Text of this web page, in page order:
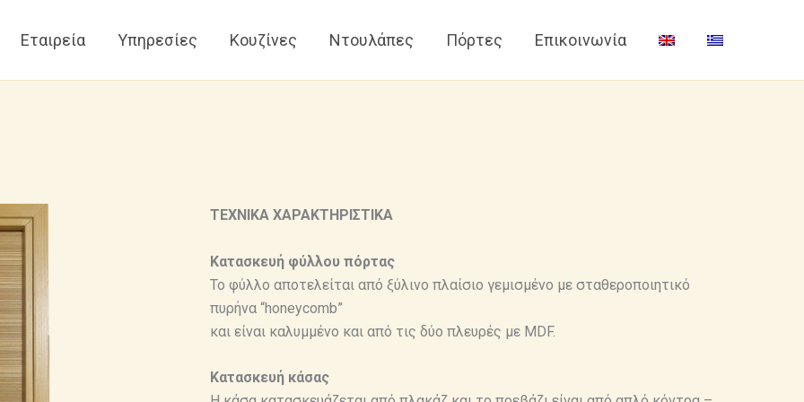
Εταιρεία Υπηρεσίες Κουζίνες Ντουλάπες Πόρτες Επικοινωνία
ΤΕΧΝΙΚΑ ΧΑΡΑΚΤΗΡΙΣΤΙΚΑ
Κατασκευή φύλλου πόρτας
Το φύλλο αποτελείται από ξύλινο πλαίσιο γεμισμένο με σταθεροποιητικό
πυρήνα “honeycomb”
και είναι καλυμμένο και από τις δύο πλευρές με MDF.
Κατασκευή κάσας